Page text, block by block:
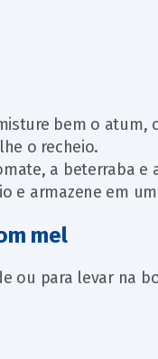
bem o
o recheio.
a beterraba e
e armazene em
mel
ou para levar na